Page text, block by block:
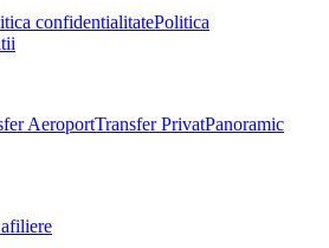
confidentialitatePolitica
AeroportTransfer PrivatPanoramic